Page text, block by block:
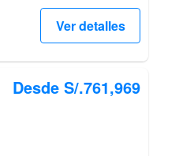
Ver detalles
Desde S/.761,969